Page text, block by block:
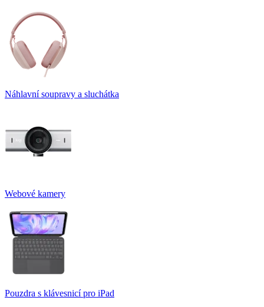
Náhlavní soupravy a sluchátka
Webové kamery
Pouzdra s klávesnicí pro iPad